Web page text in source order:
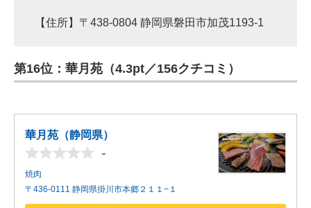
【住所】〒438-0804 静岡県磐田市加茂1193-1
第16位：華月苑（4.3pt／156クチコミ）
華月苑（静岡県）
-
焼肉
〒436-0111 静岡県掛川市本郷２１１−１